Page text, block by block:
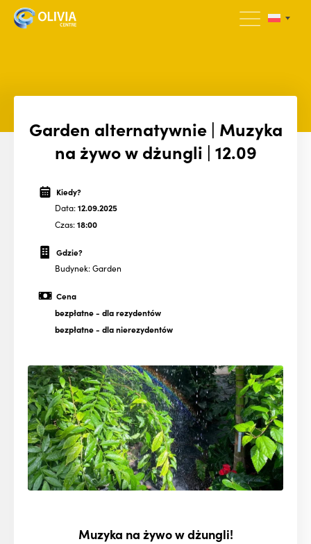
Garden alternatywnie | Muzyka
na żywo w dżungli | 12.09
Kiedy?
Data:12.09.2025
Czas:18:00
Gdzie?
Budynek: Garden
Cena
bezpłatne- dla rezydentów
bezpłatne- dla nierezydentów
Muzyka na żywo w dżungli!